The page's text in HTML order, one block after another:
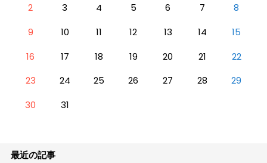
2
3 4 5 6 7
8
9
10 11 12 13 14
15
16
17 18 19 20 21
22
23
24 25 26 27 28
29
30
31
最近の記事